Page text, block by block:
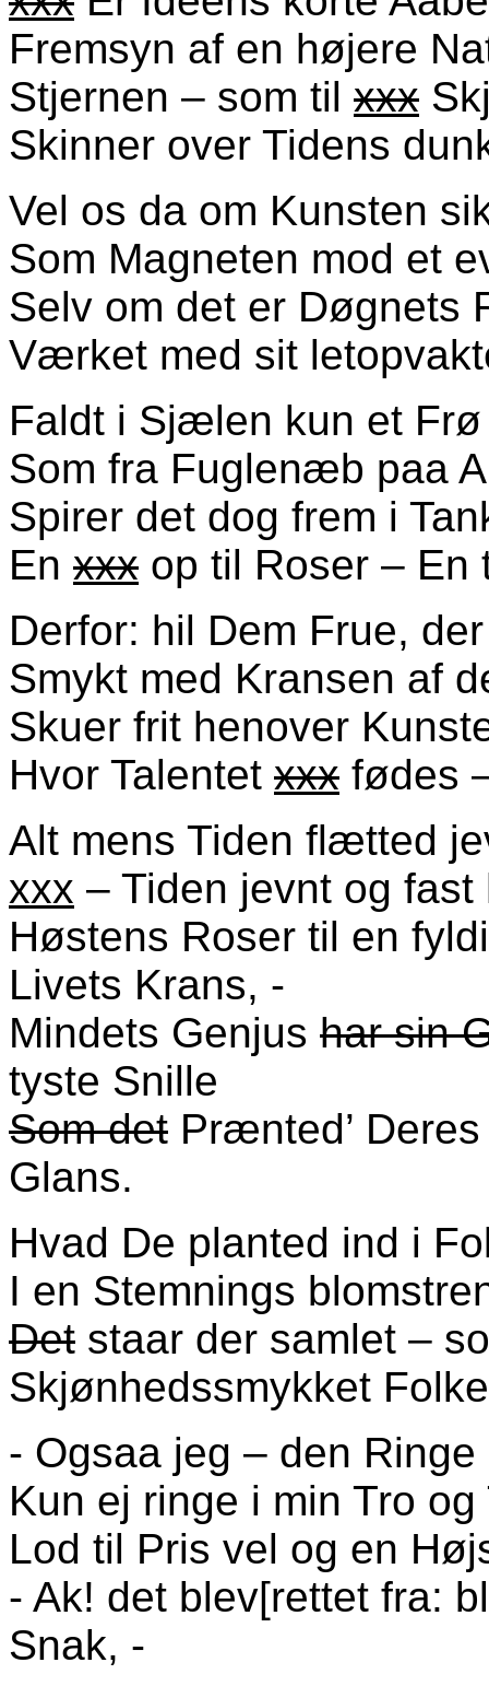
Fremsyn af en højere
Stjernen – som til xxx
Skinner over Tidens
Vel os da om Kunsten
Som Magneten mod et
Selv om det er Døgnets
Værket med sit
Faldt i Sjælen kun et
Som fra Fuglenæb paa
Spirer det dog frem i
En xxx op til Roser –
Derfor: hil Dem Frue,
Smykt med Kransen af
Skuer frit henover
Hvor Talentet xxx fødes
Alt mens Tiden flætted
xxx – Tiden jevnt og fast
Høstens Roser til en
Livets Krans, -
Mindets Genjus har sin
tyste Snille
Som det Prænted’
Glans.
Hvad De planted ind i
I en Stemnings
Det staar der samlet –
Skjønhedssmykket
- Ogsaa jeg – den
Kun ej ringe i min Tro og
Lod til Pris vel og en
- Ak! det blev[rettet fra:
Snak, -